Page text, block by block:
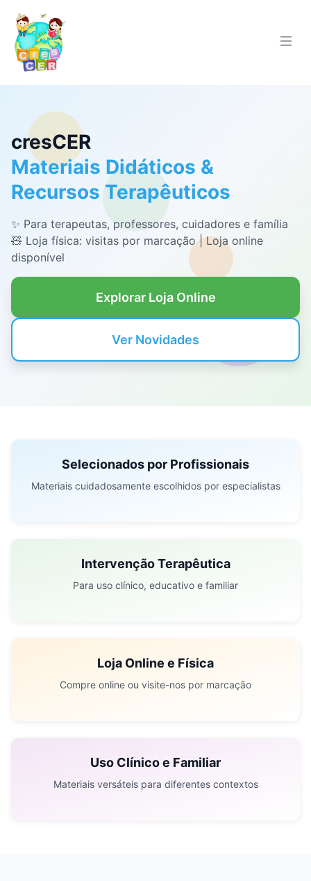
cresCER
Materiais Didáticos &
Recursos Terapêuticos
✨ Para terapeutas, professores, cuidadores e família
🧸 Loja física: visitas por marcação | Loja online
disponível
Explorar Loja Online
Ver Novidades
Selecionados por Profissionais
Materiais cuidadosamente escolhidos por especialistas
Intervenção Terapêutica
Para uso clínico, educativo e familiar
Loja Online e Física
Compre online ou visite-nos por marcação
Uso Clínico e Familiar
Materiais versáteis para diferentes contextos